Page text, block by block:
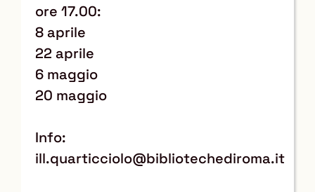
ore 17.00:
8 aprile
22 aprile
6 maggio
20 maggio
Info:
ill.quarticciolo@bibliotechediroma.it